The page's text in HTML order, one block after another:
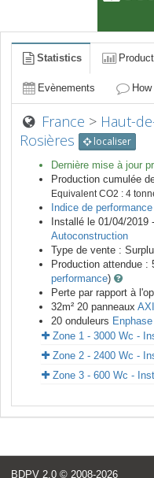
Statistics
Evènements
France > Haut-
Rosières
localiser
Dernière mise à jour
Production cumulée
Equivalent CO2 : 4
Indice de
Installé le 01/04/2019 -
Autoconstruction
Type de vente :
Production attendue :
performance)
Perte par rapport à
32m² 20 panneaux
20 onduleurs
Zone 1 - 3000 Wc -
Zone 2 - 2400 Wc -
Zone 3 - 600 Wc -
BDPV 2.0 © 2008-2026